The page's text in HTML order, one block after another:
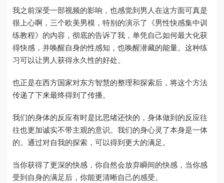
我之前深受一部视频的影响，也感觉到男人在这方面可真是
很上心啊，三个欧美男模，特别的演示了《男性快感集中训
练教程》的内容，彻底的告诉了我，单凭自己如何最大化获
得快感，并唤醒自身的性感知，也唤醒潜藏的能量。这种练
习可以让男人获得永久性的好处。
也正是在西方国家对东方智慧的整理和探索后，将这个方法
传递了下来最终得到了传播。
我们的身体的反应有时是比思绪还快的，身体做到的反应往
往也更加诚实不带主观的意识。我们的身心灵了本身是一体
的。通过对自我的探索，可以得到更大的满足。
当你获得了更深的快感，你自然会放弃瞬间的快感，当你感
受到自身的满足后，你能更清晰自己的感受。